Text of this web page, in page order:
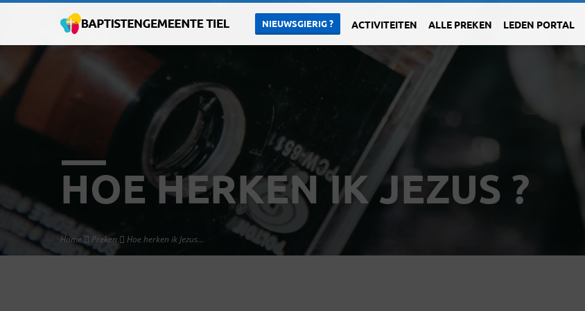
NIEUWSGIERIG ? ACTIVITEITEN ALLE PREKEN LEDEN PORTAL
HOE HERKEN IK JEZUS ?
Home Preken Hoe herken ik Jezus…